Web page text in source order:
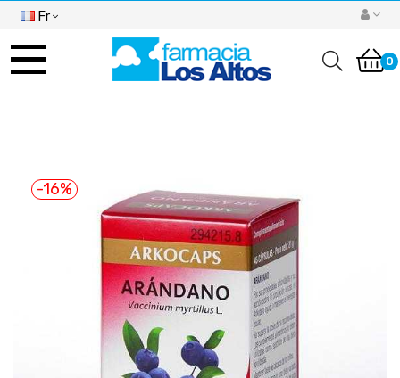
Fr
Basculer 0
-16%